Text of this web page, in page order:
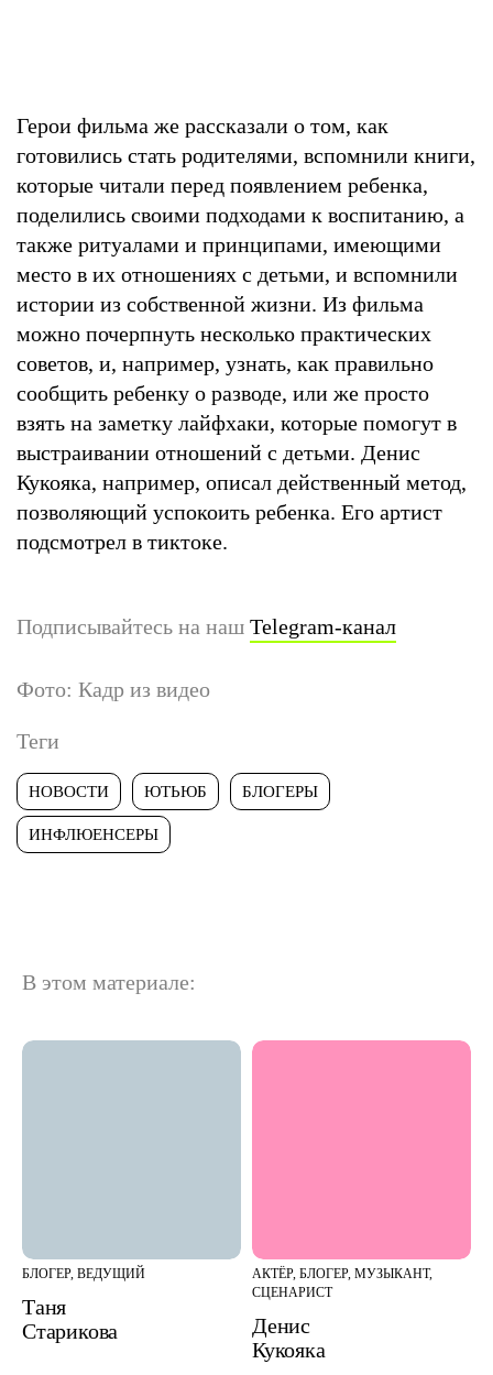
Герои фильма же рассказали о том, как
готовились стать родителями, вспомнили книги,
которые читали перед появлением ребенка,
поделились своими подходами к воспитанию, а
также ритуалами и принципами, имеющими
место в их отношениях с детьми, и вспомнили
истории из собственной жизни. Из фильма
можно почерпнуть несколько практических
советов, и, например, узнать, как правильно
сообщить ребенку о разводе, или же просто
взять на заметку лайфхаки, которые помогут в
выстраивании отношений с детьми. Денис
Кукояка, например, описал действенный метод,
позволяющий успокоить ребенка. Его артист
подсмотрел в тиктоке.
Подписывайтесь на наш Telegram-канал
Фото: Кадр из видео
Теги
НОВОСТИ ЮТЬЮБ БЛОГЕРЫ
ИНФЛЮЕНСЕРЫ
В этом материале:
БЛОГЕР, ВЕДУЩИЙ
Таня
Старикова
АКТЁР, БЛОГЕР, МУЗЫКАНТ,
СЦЕНАРИСТ
Денис
Кукояка